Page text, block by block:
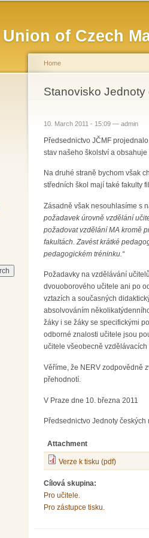
Union of Czech
You are here
Home
Stanovisko
10. March 2011 - 15:09 — admin
Předsednictvo JČMF
stav našeho školství a
Na druhé straně bychom však
středních škol mají také fakulty
Zásadně však nesouhlasíme s
požadavek úrovně vzdělání
požadovat vzdělání MA kromě
fakultách. Zavést krátké
pedagogickém tréninku.“
Požadavky na vzdělávání
dvouoborového učitele ani po
vztazích a současných
absolvováním
žáky i se žáky se specifickými
odborné znalosti učitele jsou
učitele všeobecně
Věříme, že NERV zodpovědně
přehodnotí.
V Praze dne 10. března 2011
Předsednictvo Jednoty českých
Attachment
Verze k tisku (pdf)
Cílová skupina:
Pro učitele.
Pro zástupce tisku.